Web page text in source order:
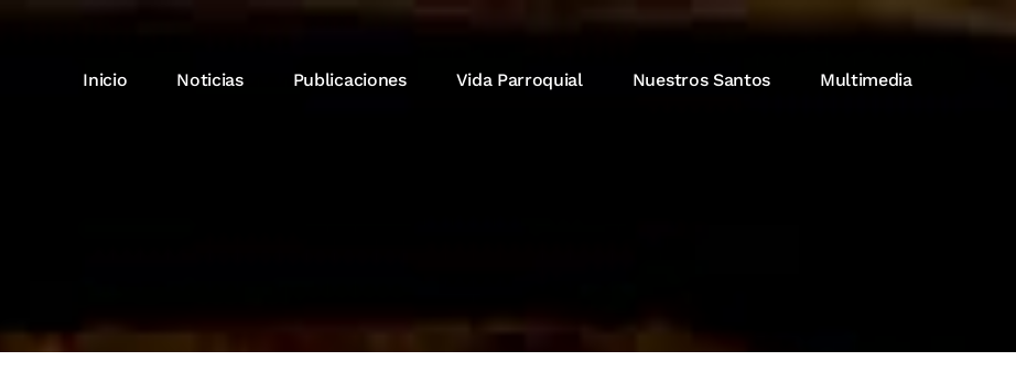
Inicio Noticias Publicaciones Vida Parroquial Nuestros Santos Multimedia